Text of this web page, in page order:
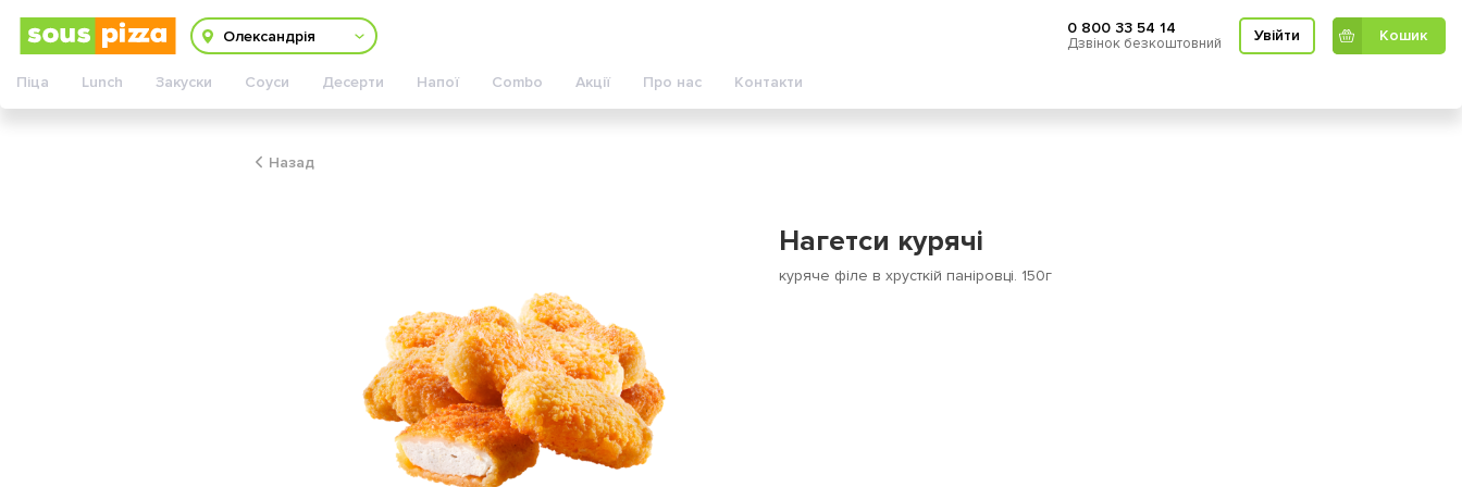
Олександрія
Змінити адресу
0 800 33 54 14
Дзвінок безкоштовний Увійти Кошик
Піца Lunch Закуски Соуси Десерти Напої Combo Акції Про нас Контакти
Назад
Нагетси курячі
куряче філе в хрусткій паніровці. 150г